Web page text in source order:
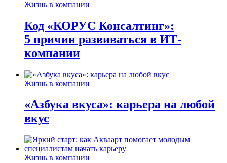
Жизнь в компании
Код «КОРУС Консалтинг»:
5 причин развиваться в ИТ-
компании
Жизнь в компании
«Азбука вкуса»: карьера на любой
вкус
Жизнь в компании